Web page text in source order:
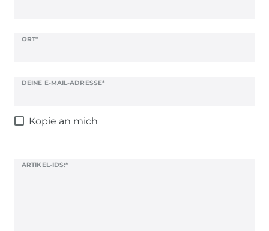
ORT*
DEINE E-MAIL-ADRESSE*
Kopie an mich
ARTIKEL-IDS:*